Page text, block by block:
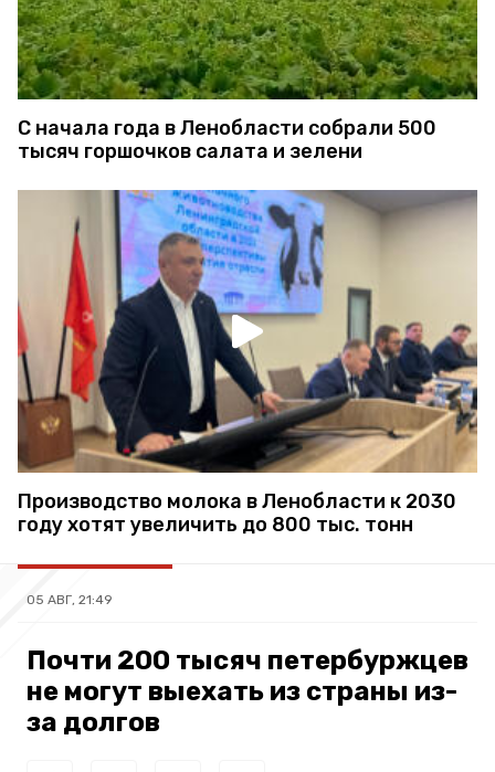
С начала года в Ленобласти собрали 500
тысяч горшочков салата и зелени
Производство молока в Ленобласти к 2030
году хотят увеличить до 800 тыс. тонн
05 АВГ, 21:49
Почти 200 тысяч петербуржцев
не могут выехать из страны из-
за долгов